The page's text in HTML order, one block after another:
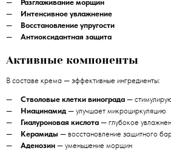
Разглаживание морщин
Интенсивное увлажнение
Восстановление упругости
Антиоксидантная защита
Активные компоненты
В составе крема — эффективные ингредиенты:
Стволовые клетки винограда —
Ниацинамид — улучшает микроциркуляцию
Гиалуроновая кислота — глубокое
Керамиды — восстановление защитного
Аденозин — уменьшение морщин